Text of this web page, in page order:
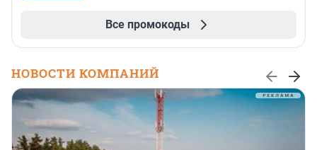
Все промокоды
НОВОСТИ КОМПАНИЙ